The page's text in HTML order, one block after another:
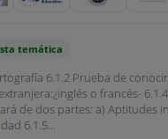
temática
6.1.2 Prueba de
o francés-
de dos partes: a) Aptitudes
idad 6.1.5...